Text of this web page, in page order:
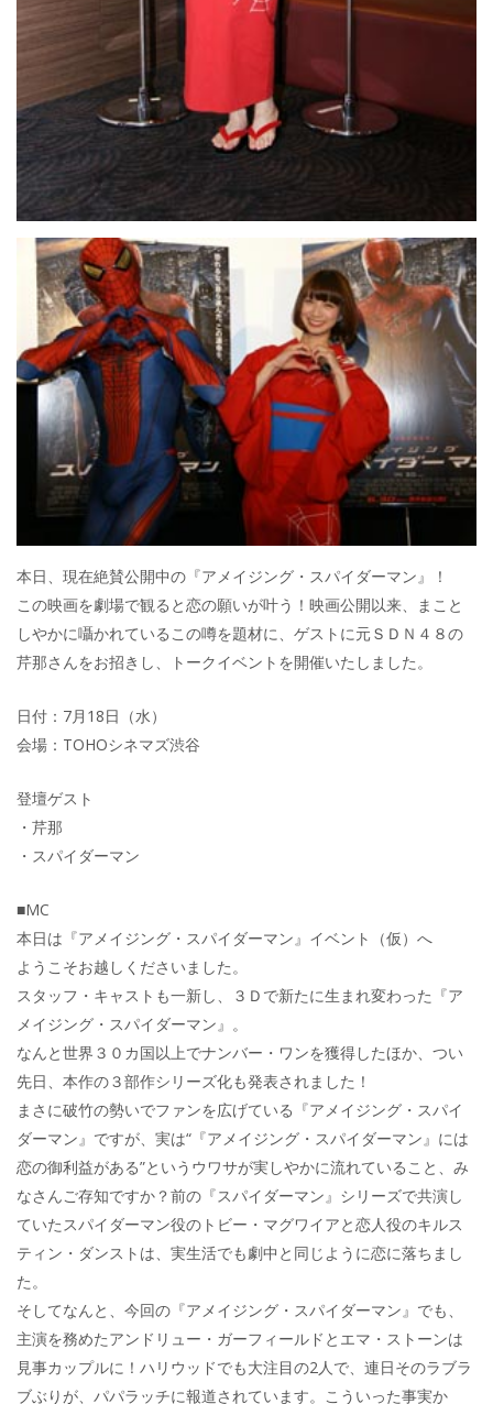
本日、現在絶賛公開中の『アメイジング・スパイダーマン』！
この映画を劇場で観ると恋の願いが叶う！映画公開以来、まこと
しやかに囁かれているこの噂を題材に、ゲストに元ＳＤＮ４８の
芹那さんをお招きし、トークイベントを開催いたしました。
日付：7月18日（水）
会場：TOHOシネマズ渋谷
登壇ゲスト
・芹那
・スパイダーマン
■MC
本日は『アメイジング・スパイダーマン』イベント（仮）へ
ようこそお越しくださいました。
スタッフ・キャストも一新し、３Ｄで新たに生まれ変わった『ア
メイジング・スパイダーマン』。
なんと世界３０カ国以上でナンバー・ワンを獲得したほか、つい
先日、本作の３部作シリーズ化も発表されました！
まさに破竹の勢いでファンを広げている『アメイジング・スパイ
ダーマン』ですが、実は“『アメイジング・スパイダーマン』には
恋の御利益がある”というウワサが実しやかに流れていること、み
なさんご存知ですか？前の『スパイダーマン』シリーズで共演し
ていたスパイダーマン役のトビー・マグワイアと恋人役のキルス
ティン・ダンストは、実生活でも劇中と同じように恋に落ちまし
た。
そしてなんと、今回の『アメイジング・スパイダーマン』でも、
主演を務めたアンドリュー・ガーフィールドとエマ・ストーンは
見事カップルに！ハリウッドでも大注目の2人で、連日そのラブラ
ブぶりが、パパラッチに報道されています。こういった事実か